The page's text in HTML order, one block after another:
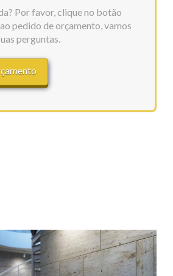
Por favor, clique no botão
pedido de orçamento, vamos
perguntas.